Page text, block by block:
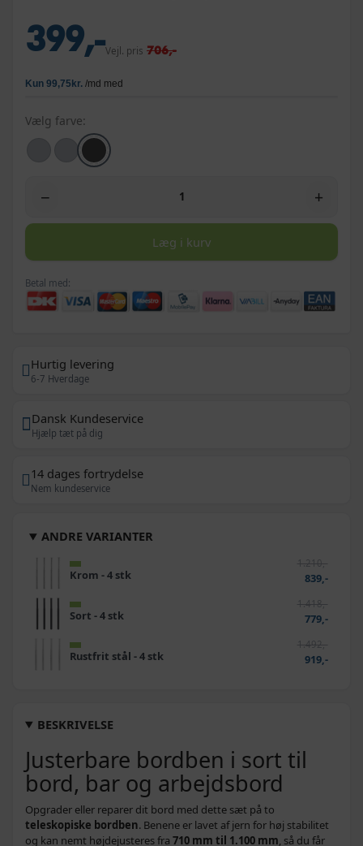
399,-Vejl. pris 706,-
Vælg farve:
− +
Læg i kurv
Betal med:
Hurtig levering
6-7 Hverdage
Dansk Kundeservice
Hjælp tæt på dig
14 dages fortrydelse
Nem kundeservice
BESKRIVELSE
Justerbare bordben i sort til
bord, bar og arbejdsbord
Opgrader eller reparer dit bord med dette sæt på to
teleskopiske bordben. Benene er lavet af jern for høj stabilitet
og kan nemt højdejusteres fra 710 mm til 1.100 mm, så du får
ANDRE VARIANTER
Krom - 4 stk
1.210,-
839,-
Sort - 4 stk
1.418,-
779,-
Rustfrit stål - 4 stk
1.492,-
919,-